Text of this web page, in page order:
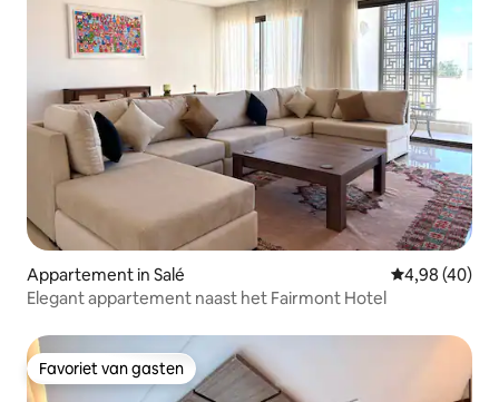
Appartement in Salé Gemiddelde
4,98 (40)
Elegant appartement naast het Fairmont Hotel
Favoriet van gasten
Favoriet van gasten